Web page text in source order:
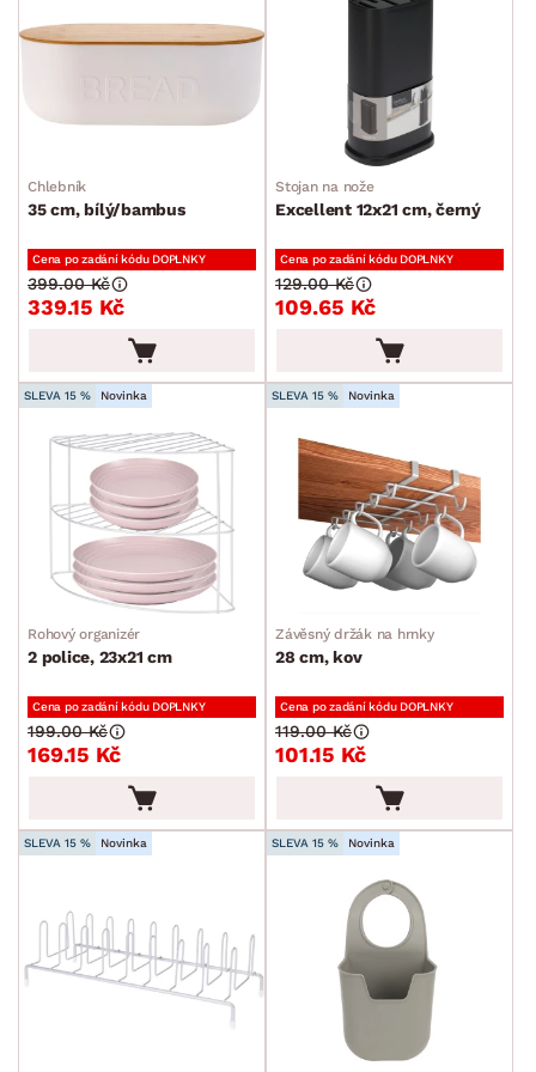
ZNAČKA
SKLADOVOST
Chlebník
35 cm, bílý/bambus
Cena po zadání kódu DOPLNKY
339.15 Kč
399.00 Kč
Stojan na nože
Excellent 12x21 cm, černý
Cena po zadání kódu DOPLNKY
109.65 Kč
129.00 Kč
SLEVA 15 % Novinka
Rohový organizér
2 police, 23x21 cm
Cena po zadání kódu DOPLNKY
169.15 Kč
199.00 Kč
SLEVA 15 % Novinka
Závěsný držák na hrnky
28 cm, kov
Cena po zadání kódu DOPLNKY
101.15 Kč
119.00 Kč
SLEVA 15 % Novinka SLEVA 15 % Novinka